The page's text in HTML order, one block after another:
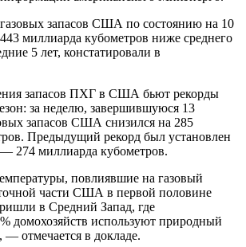
запасов США по состоянию на 10
443 миллиарда кубометров ниже среднего
5 лет, констатировали в
запасов ПХГ в США бьют рекорды
за неделю, завершившуюся 13
запасов США снизился на 285
Предыдущий рекорд был установлен
— 274 миллиарда кубометров.
повлиявшие на газовый
части США в первой половине
в Средний Запад, где
домохозяйств используют природный
— отмечается в докладе.